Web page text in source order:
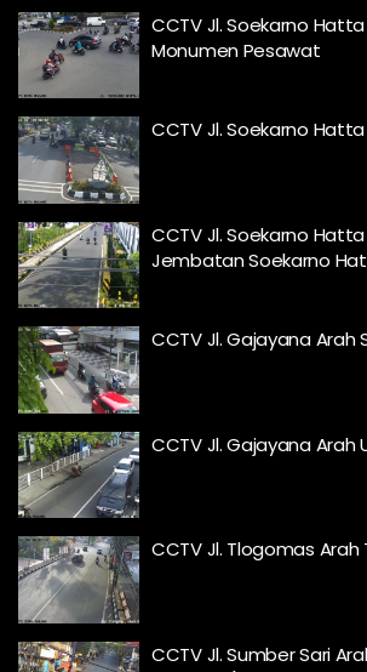
CCTV Jl. Soekarno
Monumen Pesawat
CCTV Jl. Soekarno
CCTV Jl. Soekarno
Jembatan Soekarno
CCTV Jl. Gajayana Arah
CCTV Jl. Gajayana Arah
CCTV Jl. Tlogomas Arah
CCTV Jl. Sumber Sari